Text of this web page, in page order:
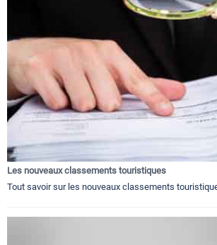
Les nouveaux classements touristiques
Tout savoir sur les nouveaux classements